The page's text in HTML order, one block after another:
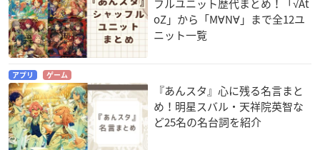
フルユニット歴代まとめ！「√At
oZ」から「M∀N∀」まで全12ユ
ニット一覧
アプリ ゲーム
『あんスタ』心に残る名言まと
め！明星スバル・天祥院英智な
ど25名の名台詞を紹介